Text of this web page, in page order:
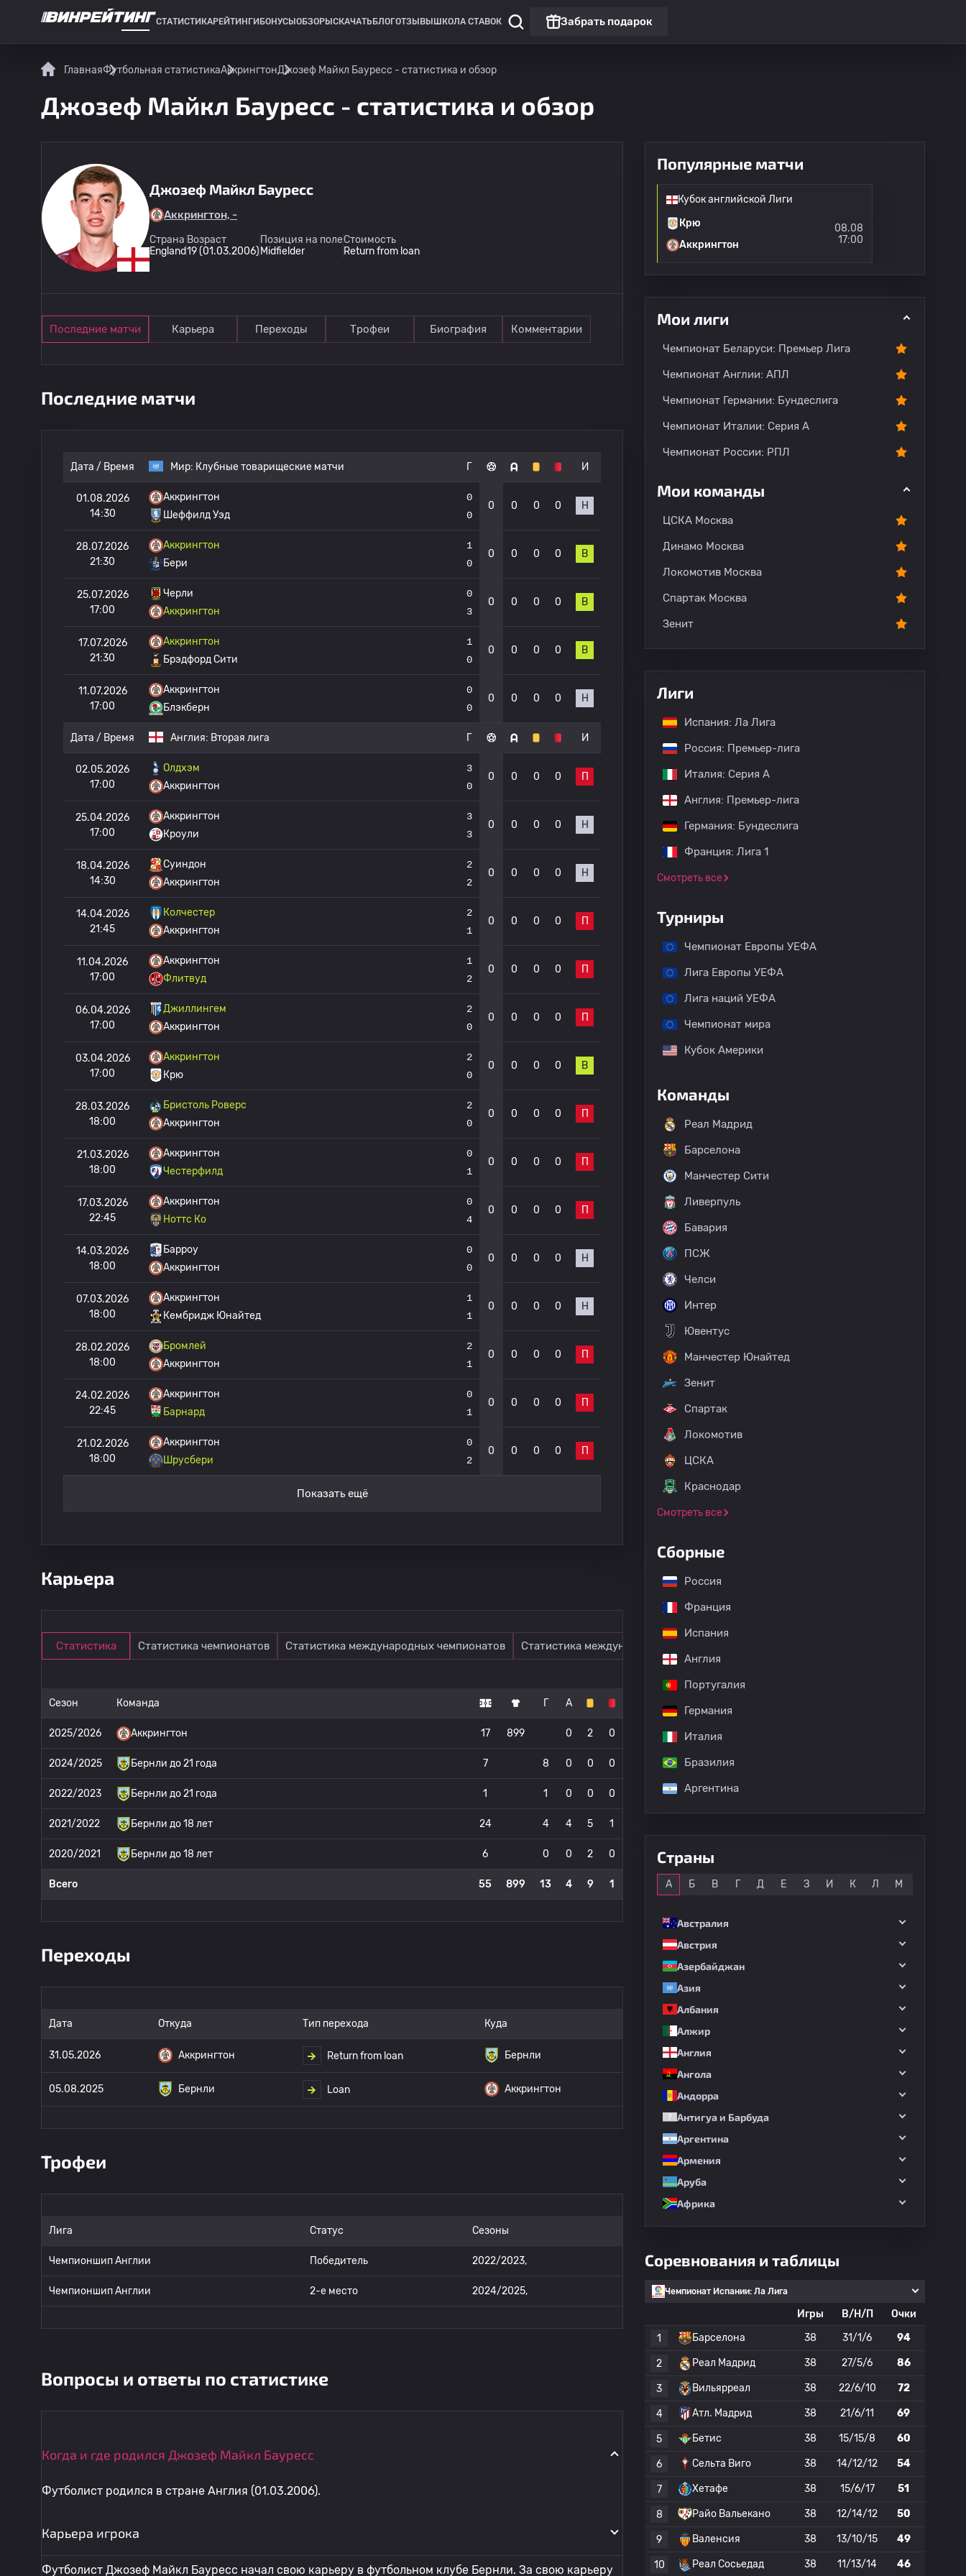
СТАТИСТИКАРЕЙТИНГИ БОНУСЫ ОБЗОРЫ СКАЧАТЬ БЛОГОТЗЫВЫ ШКОЛА СТАВОК Забрать подарок
ГлавнаяФутбольная статистикаАккрингтонДжозеф Майкл Бауресс - статистика и обзор
Джозеф Майкл Бауресс - статистика и обзор
Джозеф Майкл Бауресс
Аккрингтон, -
Страна
England
Возраст
19 (01.03.2006)
Позиция на поле
Midfielder
Стоимость
Return from loan
Последние матчи Карьера Переходы Трофеи Биография Комментарии
Последние матчи
Дата / Время Мир: Клубные товарищеские матчи Г И
01.08.2026
14:30
Аккрингтон
Шеффилд Уэд
0
0
0 0 0 0 Н
28.07.2026
21:30
Аккрингтон
Бери
1
0
0 0 0 0 В
25.07.2026
17:00
Черли
Аккрингтон
0
3
0 0 0 0 В
17.07.2026
21:30
Аккрингтон
Брэдфорд Сити
1
0
0 0 0 0 В
11.07.2026
17:00
Аккрингтон
Блэкберн
0
0
0 0 0 0 Н
Дата / Время Англия: Вторая лига Г И
02.05.2026
17:00
Олдхэм
Аккрингтон
3
0
0 0 0 0 П
25.04.2026
17:00
Аккрингтон
Кроули
3
3
0 0 0 0 Н
18.04.2026
14:30
Суиндон
Аккрингтон
2
2
0 0 0 0 Н
14.04.2026
21:45
Колчестер
Аккрингтон
2
1
0 0 0 0 П
11.04.2026
17:00
Аккрингтон
Флитвуд
1
2
0 0 0 0 П
06.04.2026
17:00
Джиллингем
Аккрингтон
2
0
0 0 0 0 П
03.04.2026
17:00
Аккрингтон
Крю
2
0
0 0 0 0 В
28.03.2026
18:00
Бристоль Роверс
Аккрингтон
2
0
0 0 0 0 П
21.03.2026
18:00
Аккрингтон
Честерфилд
0
1
0 0 0 0 П
17.03.2026
22:45
Аккрингтон
Ноттс Ко
0
4
0 0 0 0 П
14.03.2026
18:00
Барроу
Аккрингтон
0
0
0 0 0 0 Н
07.03.2026
18:00
Аккрингтон
Кембридж Юнайтед
1
1
0 0 0 0 Н
28.02.2026
18:00
Бромлей
Аккрингтон
2
1
0 0 0 0 П
24.02.2026
22:45
Аккрингтон
Барнард
0
1
0 0 0 0 П
21.02.2026
18:00
Аккрингтон
Шрусбери
0
2
0 0 0 0 П
Показать ещё
Карьера
Статистика Статистика чемпионатов Статистика международных чемпионатов Статистика международных матчей
Сезон Команда Г А
2025/2026 Аккрингтон 17 899 0 2 0
2024/2025 Бернли до 21 года 7 8 0 0 0
2022/2023 Бернли до 21 года 1 1 0 0 0
2021/2022 Бернли до 18 лет 24 4 4 5 1
2020/2021 Бернли до 18 лет 6 0 0 2 0
Всего 55 899 13 4 9 1
Переходы
Дата Откуда Тип перехода Куда
31.05.2026 Аккрингтон Return from loan Бернли
05.08.2025 Бернли Loan Аккрингтон
Трофеи
Лига Статус Сезоны
Чемпионшип Англии Победитель 2022/2023,
Чемпионшип Англии 2-е место 2024/2025,
Вопросы и ответы по статистике
Когда и где родился Джозеф Майкл Бауресс
Футболист родился в стране Англия (01.03.2006).
Карьера игрока
Футболист Джозеф Майкл Бауресс начал свою карьеру в футбольном клубе Бернли. За свою карьеру
Популярные матчи
Кубок английской Лиги
Крю
Аккрингтон
08.08
17:00
Мои лиги
Чемпионат Беларуси: Премьер Лига
Чемпионат Англии: АПЛ
Чемпионат Германии: Бундеслига
Чемпионат Италии: Серия А
Чемпионат России: РПЛ
Мои команды
ЦСКА Москва
Динамо Москва
Локомотив Москва
Спартак Москва
Зенит
Лиги
Испания: Ла Лига
Россия: Премьер-лига
Италия: Серия А
Англия: Премьер-лига
Германия: Бундеслига
Франция: Лига 1
Смотреть все
Турниры
Чемпионат Европы УЕФА
Лига Европы УЕФА
Лига наций УЕФА
Чемпионат мира
Кубок Америки
Команды
Реал Мадрид
Барселона
Манчестер Сити
Ливерпуль
Бавария
ПСЖ
Челси
Интер
Ювентус
Манчестер Юнайтед
Зенит
Спартак
Локомотив
ЦСКА
Краснодар
Смотреть все
Сборные
Россия
Франция
Испания
Англия
Португалия
Германия
Италия
Бразилия
Аргентина
Страны
А Б В Г Д Е З И К Л М
Австралия
Австрия
Азербайджан
Азия
Албания
Алжир
Англия
Ангола
Андорра
Антигуа и Барбуда
Аргентина
Армения
Аруба
Африка
Соревнования и таблицы
Чемпионат Испании: Ла Лига
Игры В/Н/П
Очки
1
Барселона 38 31/1/6 94
2 Реал Мадрид 38 27/5/6 86
3 Вильярреал 38 22/6/10 72
4 Атл. Мадрид 38 21/6/11 69
5 Бетис 38 15/15/8 60
6 Сельта Виго 38 14/12/12 54
7 Хетафе 38 15/6/17 51
8 Райо Вальекано 38 12/14/12 50
9 Валенсия 38 13/10/15 49
10 Реал Сосьедад 38 11/13/14 46